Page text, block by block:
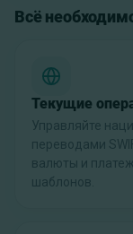
Всё
Текущие
Управляйте
переводами
валюты и
шаблонов.